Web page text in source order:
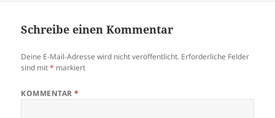
Schreibe einen Kommentar
Deine E-Mail-Adresse wird nicht veröffentlicht. Erforderliche Felder
sind mit* markiert
KOMMENTAR*